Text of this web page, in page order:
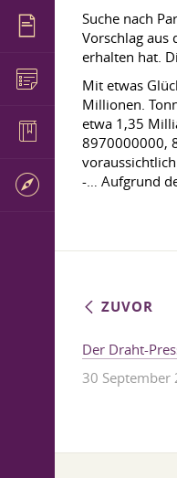
Suche nach
Vorschlag aus
erhalten hat.
Mit etwas
Millionen.
etwa 1,35
8970000000,
-… Aufgrund
ZUVOR
Der Draht-
30 September